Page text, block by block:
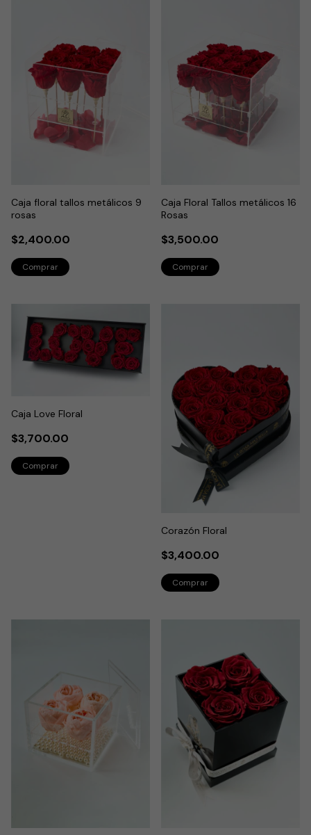
Caja floral tallos metálicos 9
rosas
$2,400.00
Caja Floral Tallos metálicos 16
Rosas
$3,500.00
Caja Love Floral
$3,700.00
Corazón Floral
$3,400.00